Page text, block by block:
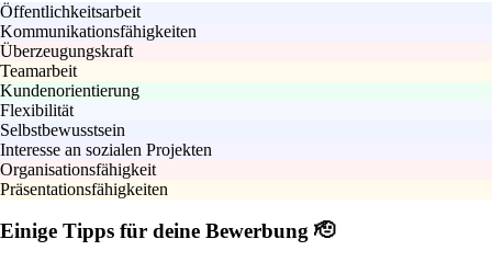
Öffentlichkeitsarbeit
Kommunikationsfähigkeiten
Überzeugungskraft
Teamarbeit
Kundenorientierung
Flexibilität
Selbstbewusstsein
Interesse an sozialen Projekten
Organisationsfähigkeit
Präsentationsfähigkeiten
Einige Tipps für deine Bewerbung 🫡